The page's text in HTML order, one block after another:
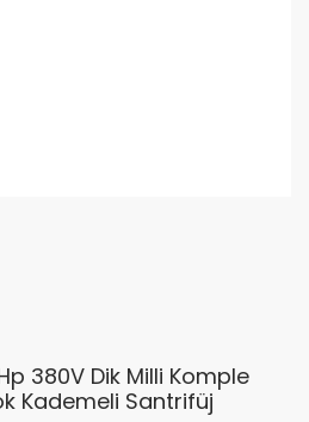
380V Dik Milli Komple
Kademeli Santrifüj